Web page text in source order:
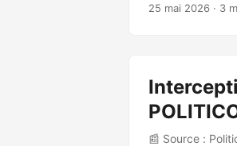
confirmé que
une attaque
ciblé environ 1
25 mai 2026 · 3
📰 Source :